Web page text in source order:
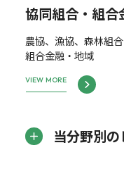
協同組合・組合
農協、漁協、森林組
組合金融・地域
VIEW MORE
当分野別